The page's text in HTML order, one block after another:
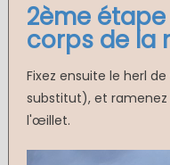
2ème
corps de la
Fixez ensuite le herl
substitut), et
l'œillet.